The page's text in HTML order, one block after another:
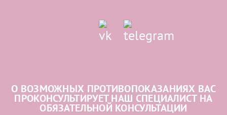
О ВОЗМОЖНЫХ ПРОТИВОПОКАЗАНИЯХ ВАС
ПРОКОНСУЛЬТИРУЕТ НАШ СПЕЦИАЛИСТ НА
ОБЯЗАТЕЛЬНОЙ КОНСУЛЬТАЦИИ